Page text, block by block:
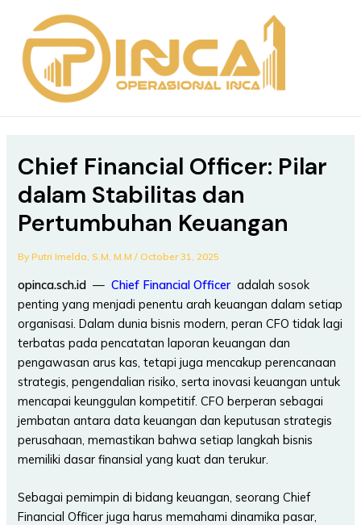
content
Chief Financial Officer: Pilar
dalam Stabilitas dan
Pertumbuhan Keuangan
ByPutri Imelda, S.M, M.M/October 31, 2025
opinca.sch.id — Chief Financial Officer adalah sosok
penting yang menjadi penentu arah keuangan dalam setiap
organisasi. Dalam dunia bisnis modern, peran CFO tidak lagi
terbatas pada pencatatan laporan keuangan dan
pengawasan arus kas, tetapi juga mencakup perencanaan
strategis, pengendalian risiko, serta inovasi keuangan untuk
mencapai keunggulan kompetitif. CFO berperan sebagai
jembatan antara data keuangan dan keputusan strategis
perusahaan, memastikan bahwa setiap langkah bisnis
memiliki dasar finansial yang kuat dan terukur.
Sebagai pemimpin di bidang keuangan, seorang Chief
Financial Officer juga harus memahami dinamika pasar,
navigation